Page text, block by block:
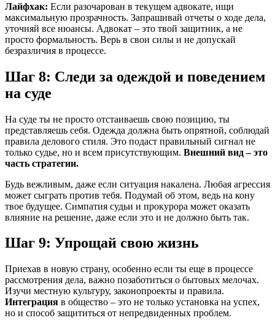
Лайфхак: Если разочарован в текущем адвокате, ищи
максимальную прозрачность. Запрашивай отчеты о ходе дела,
уточняй все нюансы. Адвокат – это твой защитник, а не
просто формальность. Верь в свои силы и не допускай
безразличия в процессе.
Шаг 8: Следи за одеждой и поведением
на суде
На суде ты не просто отстаиваешь свою позицию, ты
представляешь себя. Одежда должна быть опрятной, соблюдай
правила делового стиля. Это подаст правильный сигнал не
только судье, но и всем присутствующим. Внешний вид – это
часть стратегии.
Будь вежливым, даже если ситуация накалена. Любая агрессия
может сыграть против тебя. Подумай об этом, ведь на кону
твое будущее. Симпатия судьи и прокурора может оказать
влияние на решение, даже если это и не должно быть так.
Шаг 9: Упрощай свою жизнь
Приехав в новую страну, особенно если ты еще в процессе
рассмотрения дела, важно позаботиться о бытовых мелочах.
Изучи местную культуру, законопроекты и правила.
Интеграция в общество – это не только установка на успех,
но и способ защититься от непредвиденных проблем.